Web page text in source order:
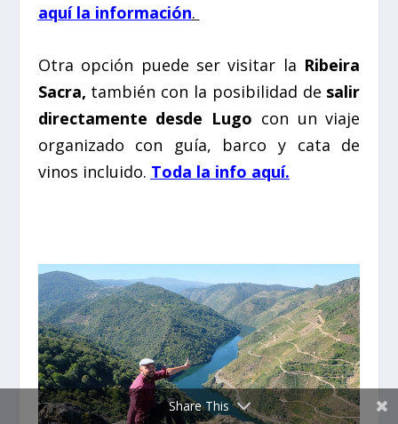
aquí la información.
Otra opción puede ser visitar la Ribeira
Sacra, también con la posibilidad de salir
directamente desde Lugo con un viaje
organizado con guía, barco y cata de
vinos incluido. Toda la info aquí.
Share This